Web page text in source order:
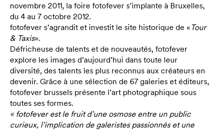
novembre 2011, la foire fotofever s’implante à Bruxelles,
du 4 au 7 octobre 2012.
fotofever s’agrandit et investit le site historique de « Tour
& Taxis».
Défricheuse de talents et de nouveautés, fotofever
explore les images d’aujourd’hui dans toute leur
diversité, des talents les plus reconnus aux créateurs en
devenir. Grâce à une sélection de 67 galeries et éditeurs,
fotofever brussels présente l’art photographique sous
toutes ses formes.
« fotofever est le fruit d’une osmose entre un public
curieux, l’implication de galeristes passionnés et une